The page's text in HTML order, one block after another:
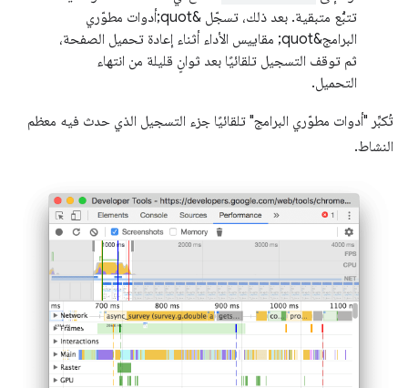
تتبُّع متبقية. بعد ذلك، تسجّل &quot;أدوات مطوّري
البرامج&quot; مقاييس الأداء أثناء إعادة تحميل الصفحة،
ثم توقف التسجيل تلقائيًا بعد ثوانٍ قليلة من انتهاء
التحميل.
تُكبِّر "أدوات مطوّري البرامج" تلقائيًا جزء التسجيل الذي حدث فيه معظم
النشاط.